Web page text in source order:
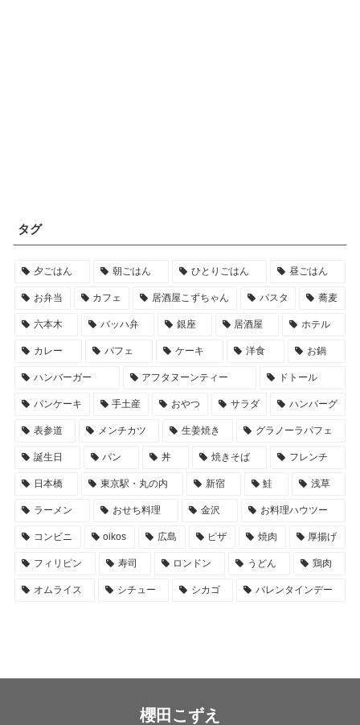
タグ
夕ごはん 朝ごはん ひとりごはん 昼ごはん
お弁当 カフェ 居酒屋こずちゃん パスタ 蕎麦
六本木 バッハ弁 銀座 居酒屋 ホテル
カレー パフェ ケーキ 洋食 お鍋
ハンバーガー アフタヌーンティー ドトール
パンケーキ 手土産 おやつ サラダ ハンバーグ
表参道 メンチカツ 生姜焼き グラノーラパフェ
誕生日 パン 丼 焼きそば フレンチ
日本橋 東京駅・丸の内 新宿 鮭 浅草
ラーメン おせち料理 金沢 お料理ハウツー
コンビニ oikos 広島 ピザ 焼肉 厚揚げ
フィリピン 寿司 ロンドン うどん 鶏肉
オムライス シチュー シカゴ バレンタインデー
櫻田こずえ